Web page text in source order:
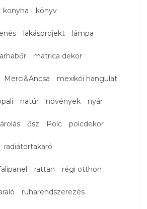
konyha könyv
lakásprojekt lámpa
matrica dekor
Merci&Ancsa mexikói hangulat
natúr növények nyár
ősz Polc polcdekor
radiátortakaró
rattan régi otthon
ruharendszerezés